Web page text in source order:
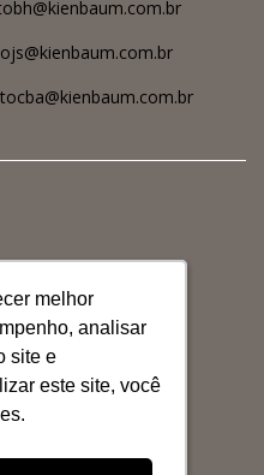
melhor
analisar
site e
este site, você
melhor
analisar
site e
este site, você
melhor
analisar
site e
este site, você